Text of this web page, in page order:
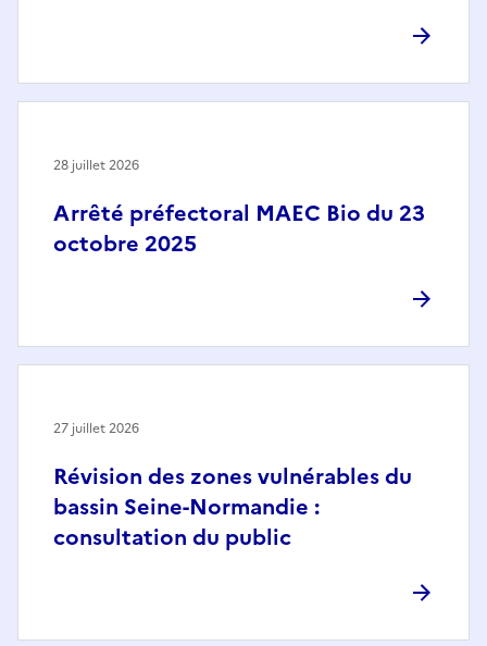
Arrêté préfectoral MAEC Bio du 23
octobre 2025
28 juillet 2026
Révision des zones vulnérables du
bassin Seine-Normandie :
consultation du public
27 juillet 2026